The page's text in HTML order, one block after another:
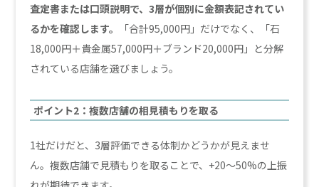
査定書または口頭説明で、3層が個別に金額表記されてい
るかを確認します。
「合計95,000円」だけでなく、「石
18,000円＋貴金属57,000円＋ブランド20,000円」と分解
されている店舗を選びましょう。
ポイント2：複数店舗の相見積もりを取る
1社だけだと、3層評価できる体制かどうかが見えませ
ん。複数店舗で見積もりを取ることで、+20〜50%の上振